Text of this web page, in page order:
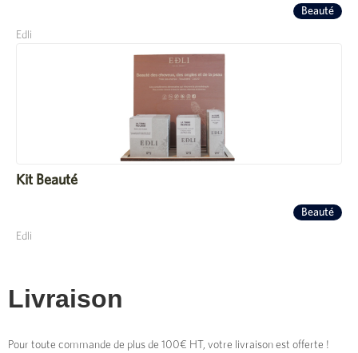
Beauté
Edli
Kit Beauté
Beauté
Edli
Livraison
Pour toute commande de plus de 100€ HT, votre livraison est offerte !